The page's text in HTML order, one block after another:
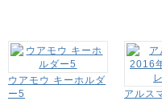
ウアモウ キーホルダ
ー5
アルス